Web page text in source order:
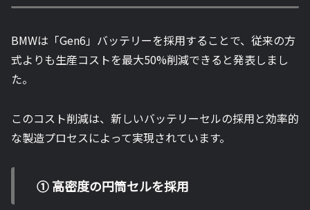
BMWは「Gen6」バッテリーを採用することで、従来の方
式よりも生産コストを最大50%削減できると発表しまし
た。
このコスト削減は、新しいバッテリーセルの採用と効率的
な製造プロセスによって実現されています。
① 高密度の円筒セルを採用